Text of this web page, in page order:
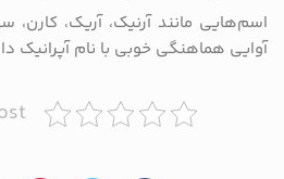
اسم‌هایی مانند آرنیک، آریک، کارن،
آوایی هماهنگی خوبی با نام آپرانیک